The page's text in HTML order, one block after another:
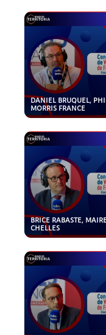
DANIEL BRUQUEL,
MORRIS FRANCE
BRICE RABASTE,
CHELLES